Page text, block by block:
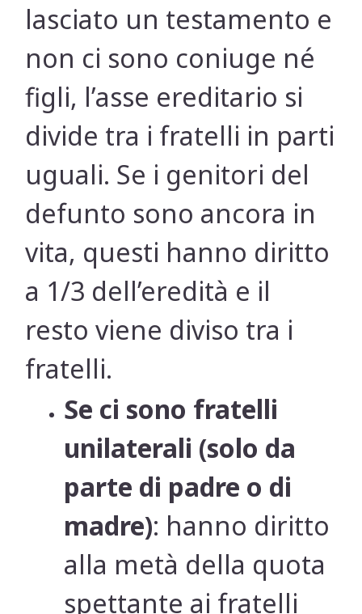
lasciato un testamento e
non ci sono coniuge né
figli, l’asse ereditario si
divide tra i fratelli in parti
uguali. Se i genitori del
defunto sono ancora in
vita, questi hanno diritto
a 1/3 dell’eredità e il
resto viene diviso tra i
fratelli.
Se ci sono fratelli
unilaterali (solo da
parte di padre o di
madre): hanno diritto
alla metà della quota
spettante ai fratelli